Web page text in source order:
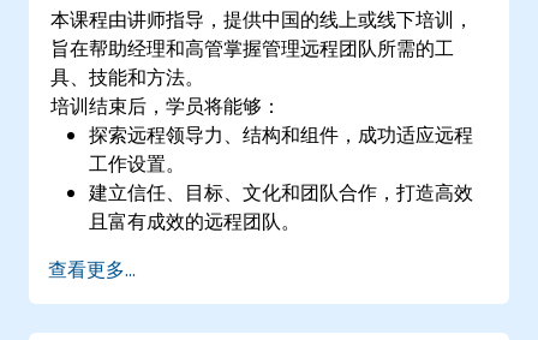
本课程由讲师指导，提供中国的线上或线下培训，
旨在帮助经理和高管掌握管理远程团队所需的工
具、技能和方法。
培训结束后，学员将能够：
探索远程领导力、结构和组件，成功适应远程
工作设置。
建立信任、目标、文化和团队合作，打造高效
且富有成效的远程团队。
实施目标设定和项目管理方法，衡量远程团队
的绩效。
查看更多...